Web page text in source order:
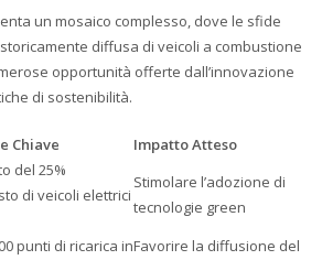
un mosaico complesso, dove le sfide
diffusa di veicoli a combustione
opportunità offerte dall’innovazione
di sostenibilità.
Chiave
Impatto Atteso
del 25%
di veicoli elettrici
Stimolare l’adozione di
tecnologie green
punti di ricarica inFavorire la diffusione del